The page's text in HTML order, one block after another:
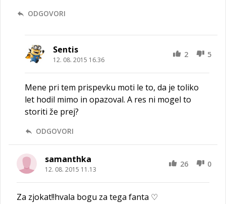
ODGOVORI
Sentis
12. 08. 2015 16.36
2 5
Mene pri tem prispevku moti le to, da je toliko
let hodil mimo in opazoval. A res ni mogel to
storiti že prej?
ODGOVORI
samanthka
12. 08. 2015 11.13
26 0
Za zjokat!!hvala bogu za tega fanta ♡